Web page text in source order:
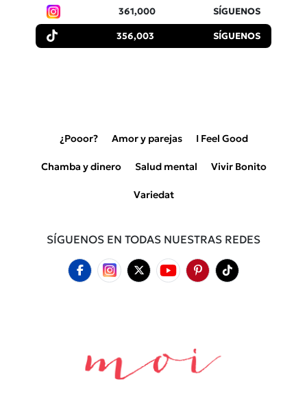
361,000 SÍGUENOS
356,003 SÍGUENOS
¿Pooor? Amor y parejas I Feel Good
Chamba y dinero Salud mental Vivir Bonito
Variedat
SÍGUENOS EN TODAS NUESTRAS REDES